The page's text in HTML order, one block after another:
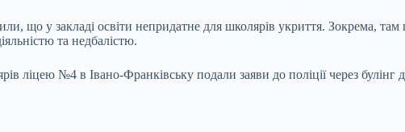
що у закладі освіти непридатне для школярів укриття. Зокрема, там
та недбалістю.
ліцею №4 в Івано-Франківську подали заяви до поліції через булінг